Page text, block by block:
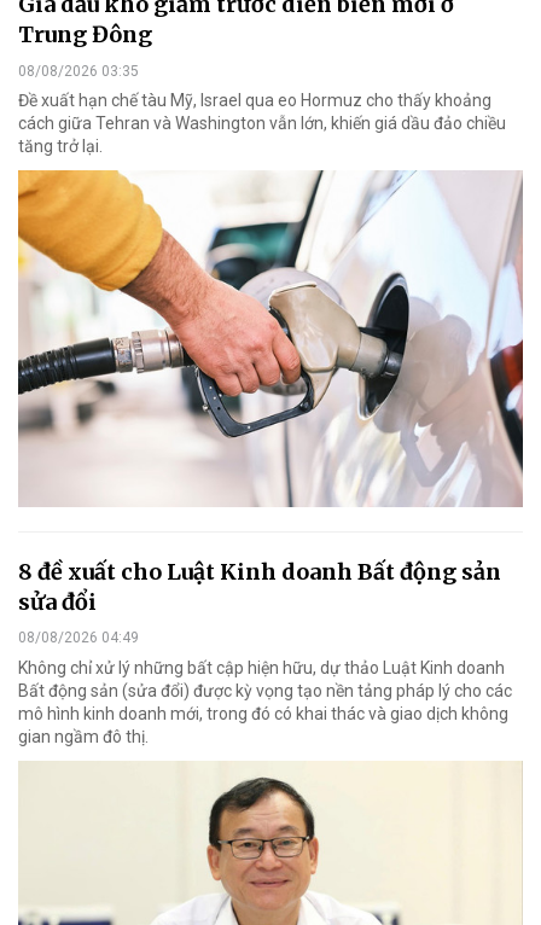
Trung Đông
08/08/2026 03:35
Đề xuất hạn chế tàu Mỹ, Israel qua eo Hormuz cho thấy khoảng
cách giữa Tehran và Washington vẫn lớn, khiến giá dầu đảo chiều
tăng trở lại.
8 đề xuất cho Luật Kinh doanh Bất động sản
sửa đổi
08/08/2026 04:49
Không chỉ xử lý những bất cập hiện hữu, dự thảo Luật Kinh doanh
Bất động sản (sửa đổi) được kỳ vọng tạo nền tảng pháp lý cho các
mô hình kinh doanh mới, trong đó có khai thác và giao dịch không
gian ngầm đô thị.